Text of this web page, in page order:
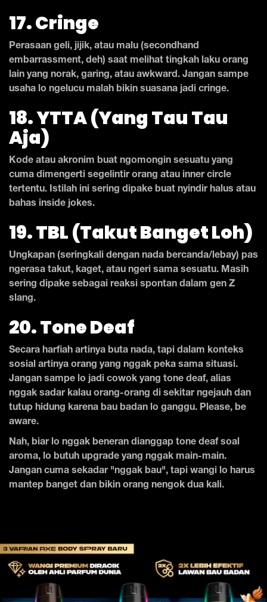
17. Cringe
Perasaan geli, jijik, atau malu (secondhand
embarrassment, deh) saat melihat tingkah laku orang
lain yang norak, garing, atau awkward. Jangan sampe
usaha lo ngelucu malah bikin suasana jadi cringe.
18. YTTA (Yang Tau Tau
Aja)
Kode atau akronim buat ngomongin sesuatu yang
cuma dimengerti segelintir orang atau inner circle
tertentu. Istilah ini sering dipake buat nyindir halus atau
bahas inside jokes.
19. TBL (Takut Banget Loh)
Ungkapan (seringkali dengan nada bercanda/lebay) pas
ngerasa takut, kaget, atau ngeri sama sesuatu. Masih
sering dipake sebagai reaksi spontan dalam gen Z
slang.
20. Tone Deaf
Secara harfiah artinya buta nada, tapi dalam konteks
sosial artinya orang yang nggak peka sama situasi.
Jangan sampe lo jadi cowok yang tone deaf, alias
nggak sadar kalau orang-orang di sekitar ngejauh dan
tutup hidung karena bau badan lo ganggu. Please, be
aware.
Nah, biar lo nggak beneran dianggap tone deaf soal
aroma, lo butuh upgrade yang nggak main-main.
Jangan cuma sekadar "nggak bau", tapi wangi lo harus
mantep banget dan bikin orang nengok dua kali.